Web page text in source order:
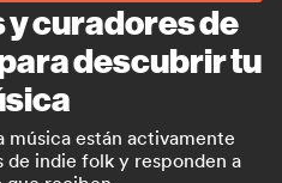
curadores de
descubrir tu
música están activamente
de indie folk y responden a